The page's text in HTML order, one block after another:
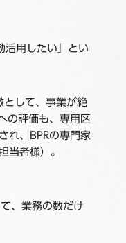
活用したい」とい
として、事業が絶
の評価も、専用区
れ、BPRの専門家
当者様）。
、業務の数だけ